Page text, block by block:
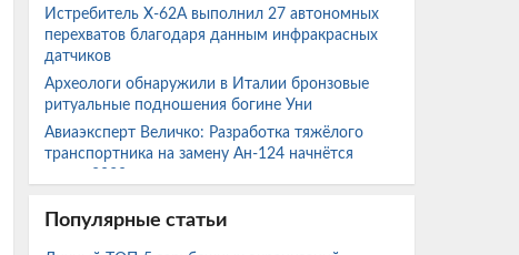
Истребитель X-62A выполнил 27 автономных
перехватов благодаря данным инфракрасных
датчиков
Археологи обнаружили в Италии бронзовые
ритуальные подношения богине Уни
Авиаэксперт Величко: Разработка тяжёлого
транспортника на замену Ан-124 начнётся
ионной батарее с зарядкой за 25 минут
Популярные статьи